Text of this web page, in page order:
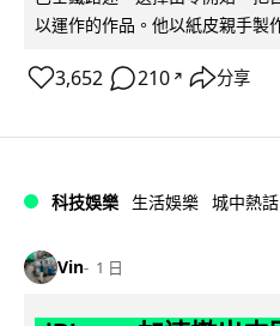
以運作的作品。他以紙皮親手製
3,652 210 ↗ 分享
科技娛樂 生活娛樂 城中熱話
Vin 1 日